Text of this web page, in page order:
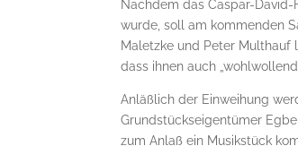
Nachdem das Caspar-
wurde, soll am kommenden
Maletzke und Peter Multhauf
dass ihnen auch
Anläßlich der Einweihung
Grundstückseigentümer
zum Anlaß ein Musikstück